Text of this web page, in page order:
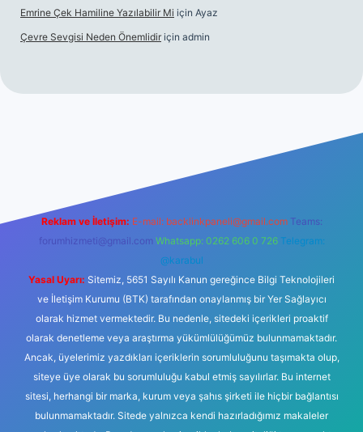
Emrine Çek Hamiline Yazılabilir Mi için Ayaz
Çevre Sevgisi Neden Önemlidir için admin
Reklam ve İletişim: E-mail: backlinkpaneli@gmail.com Teams:
forumhizmeti@gmail.com Whatsapp: 0262 606 0 726 Telegram:
@karabul
Yasal Uyarı: Sitemiz, 5651 Sayılı Kanun gereğince Bilgi Teknolojileri
ve İletişim Kurumu (BTK) tarafından onaylanmış bir Yer Sağlayıcı
olarak hizmet vermektedir. Bu nedenle, sitedeki içerikleri proaktif
olarak denetleme veya araştırma yükümlülüğümüz bulunmamaktadır.
Ancak, üyelerimiz yazdıkları içeriklerin sorumluluğunu taşımakta olup,
siteye üye olarak bu sorumluluğu kabul etmiş sayılırlar. Bu internet
sitesi, herhangi bir marka, kurum veya şahıs şirketi ile hiçbir bağlantısı
bulunmamaktadır. Sitede yalnızca kendi hazırladığımız makaleler